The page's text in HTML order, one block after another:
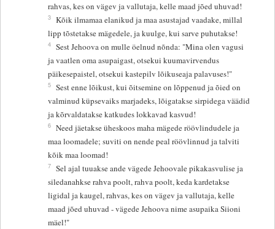
rahvas, kes on vägev ja vallutaja, kelle maad jõed uhuvad!
3 Kõik ilmamaa elanikud ja maa asustajad vaadake, millal
lipp tõstetakse mägedele, ja kuulge, kui sarve puhutakse!
4 Sest Jehoova on mulle öelnud nõnda: "Mina olen vagusi
ja vaatlen oma asupaigast, otsekui kuumavirvendus
päikesepaistel, otsekui kastepilv lõikuseaja palavuses!"
5 Sest enne lõikust, kui õitsemine on lõppenud ja õied on
valminud küpsevaiks marjadeks, lõigatakse sirpidega väädid
ja kõrvaldatakse katkudes lokkavad kasvud!
6 Need jäetakse üheskoos maha mägede röövlindudele ja
maa loomadele; suviti on nende peal röövlinnud ja talviti
kõik maa loomad!
7 Sel ajal tuuakse ande vägede Jehoovale pikakasvulise ja
siledanahkse rahva poolt, rahva poolt, keda kardetakse
ligidal ja kaugel, rahvas, kes on vägev ja vallutaja, kelle
maad jõed uhuvad - vägede Jehoova nime asupaika Siioni
mäel!"